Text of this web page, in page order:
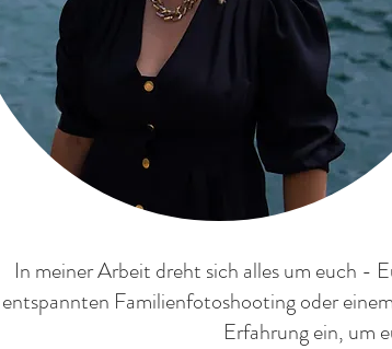
In meiner Arbeit dreht sich alles um euch -
entspannten Familienfotoshooting oder
Erfahrung ein, um